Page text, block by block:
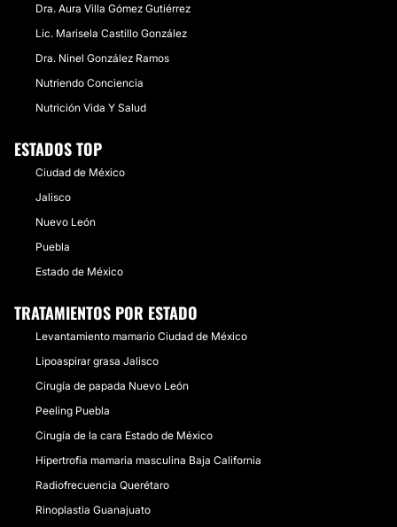
Dra. Aura Villa Gómez Gutiérrez
Lic. Marisela Castillo González
Dra. Ninel González Ramos
Nutriendo Conciencia
Nutrición Vida Y Salud
ESTADOS TOP
Ciudad de México
Jalisco
Nuevo León
Puebla
Estado de México
TRATAMIENTOS POR ESTADO
Levantamiento mamario Ciudad de México
Lipoaspirar grasa Jalisco
Cirugía de papada Nuevo León
Peeling Puebla
Cirugía de la cara Estado de México
Hipertrofia mamaria masculina Baja California
Radiofrecuencia Querétaro
Rinoplastia Guanajuato